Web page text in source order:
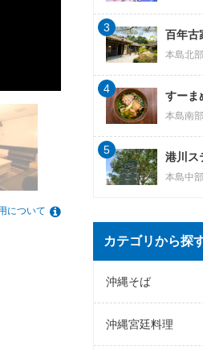
について
百年
本島北部
3
すーま
本島南部
4
港川ス
本島中部
5
カテゴリから探
沖縄そば
沖縄宮廷料理